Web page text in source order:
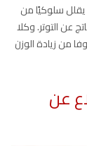
يقلل سلوكيًا من
عن التوتر. وكلا
من زيادة الوزن
عن